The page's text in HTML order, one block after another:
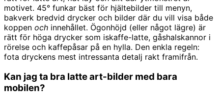
motivet. 45° funkar bäst för hjältebilder till menyn,
bakverk bredvid drycker och bilder där du vill visa både
koppen och innehållet. Ögonhöjd (eller något lägre) är
rätt för höga drycker som iskaffe-latte, gåshalskannor i
rörelse och kaffepåsar på en hylla. Den enkla regeln:
fota dryckens mest intressanta detalj rakt framifrån.
Kan jag ta bra latte art-bilder med bara
mobilen?